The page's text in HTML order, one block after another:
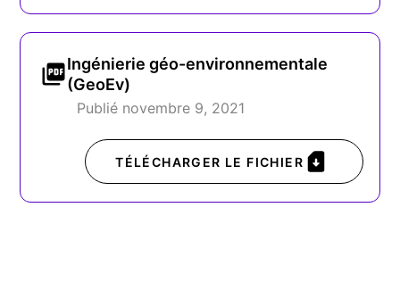
Ingénierie géo-environnementale
(GeoEv)
Publié novembre 9, 2021
TÉLÉCHARGER LE FICHIER